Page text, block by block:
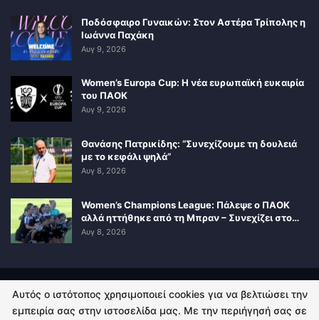
Ποδόσφαιρο Γυναικών: Στον Αστέρα Τρίπολης η
Ιωάννα Παχάκη
Αυγ 9, 2026
Women’s Europa Cup: Η νέα ευρωπαϊκή ευκαιρία
του ΠΑΟΚ
Αυγ 9, 2026
Θανάσης Πατρικίδης: “Συνεχίζουμε τη δουλειά
με το κεφάλι ψηλά”
Αυγ 8, 2026
Women’s Champions League: Πάλεψε ο ΠΑΟΚ
αλλά ηττήθηκε από τη Μπραν – Συνεχίζει στο…
Αυγ 8, 2026
ΠΟΛΙΤΙΚΗ ΑΠΟΡΡΗΤΟΥ ΕΠΙΚΟΙΝΩΝΙΑ
Αυτός ο ιστότοπος χρησιμοποιεί cookies για να βελτιώσει την
εμπειρία σας στην ιστοσελίδα μας. Με την περιήγησή σας σε